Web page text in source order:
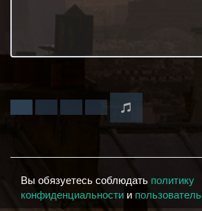
Вы обязуетесь соблюдать политику
конфиденциальности и